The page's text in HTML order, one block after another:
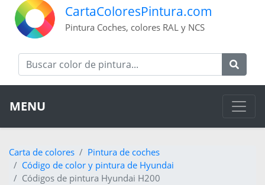
CartaColoresPintura.com
Pintura Coches, colores RAL y NCS
MENU
Carta de colores
Pintura de coches
Código de color y pintura de Hyundai
Códigos de pintura Hyundai H200